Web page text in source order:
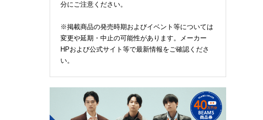
分にご注意ください。
※掲載商品の発売時期およびイベント等については
変更や延期・中止の可能性があります。メーカー
HPおよび公式サイト等で最新情報をご確認くださ
い。